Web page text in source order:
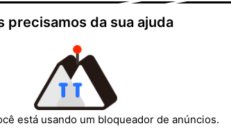
Limited
precisamos da sua ajuda
está usando um bloqueador de anúncios.